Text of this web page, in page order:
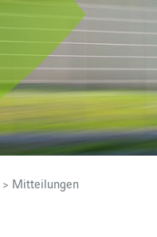
> Mitteilungen